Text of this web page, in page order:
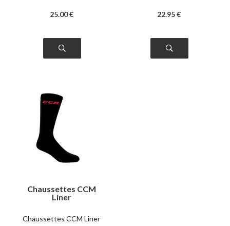
25.00 € 22.95 €
Chaussettes CCM
Liner
Chaussettes CCM Liner